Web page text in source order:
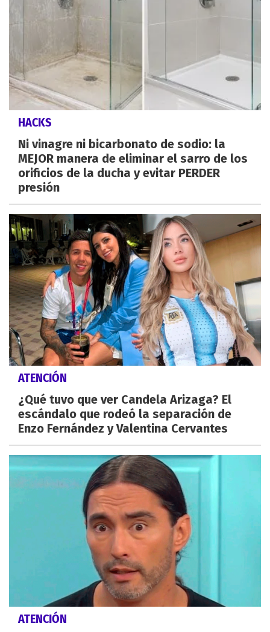
HACKS
Ni vinagre ni bicarbonato de sodio: la
MEJOR manera de eliminar el sarro de los
orificios de la ducha y evitar PERDER
presión
ATENCIÓN
¿Qué tuvo que ver Candela Arizaga? El
escándalo que rodeó la separación de
Enzo Fernández y Valentina Cervantes
ATENCIÓN